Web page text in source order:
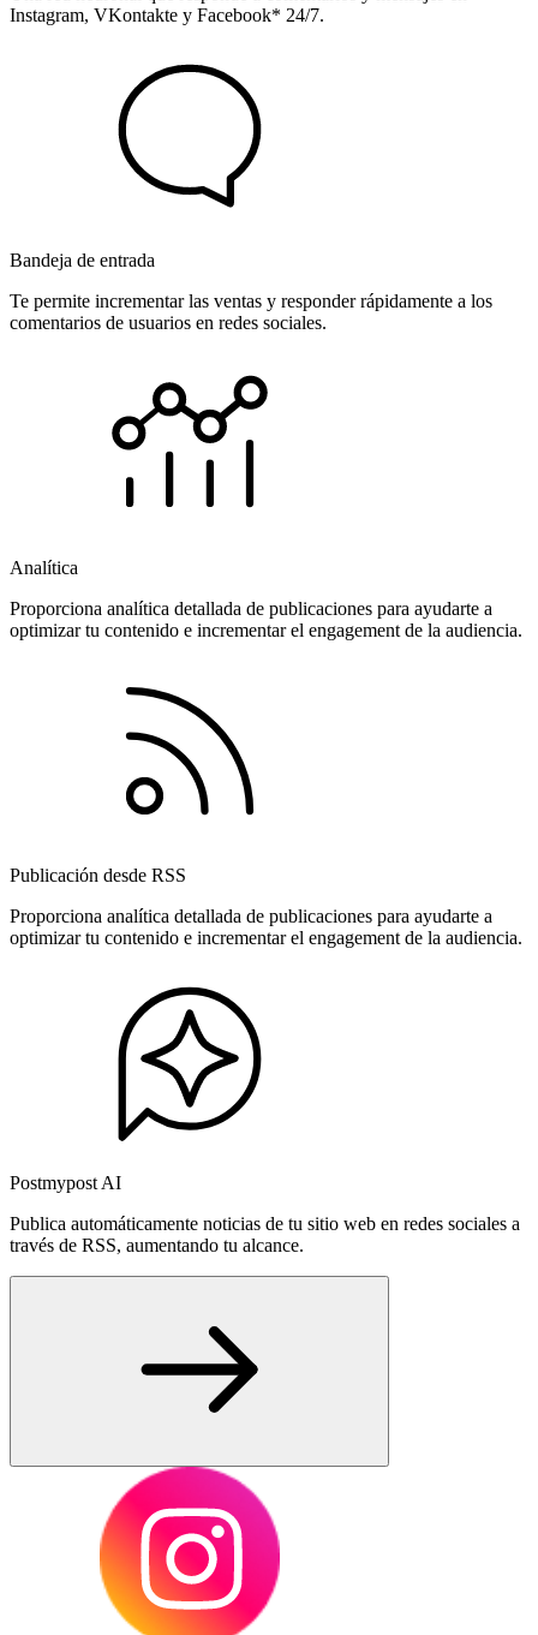
Instagram, VKontakte y Facebook* 24/7.
Bandeja de entrada
Te permite incrementar las ventas y responder rápidamente a los
comentarios de usuarios en redes sociales.
Analítica
Proporciona analítica detallada de publicaciones para ayudarte a
optimizar tu contenido e incrementar el engagement de la audiencia.
Publicación desde RSS
Proporciona analítica detallada de publicaciones para ayudarte a
optimizar tu contenido e incrementar el engagement de la audiencia.
Postmypost AI
Publica automáticamente noticias de tu sitio web en redes sociales a
través de RSS, aumentando tu alcance.